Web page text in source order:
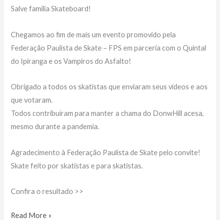
Salve família Skateboard!
Chegamos ao fim de mais um evento promovido pela
Federação Paulista de Skate – FPS em parceria com o Quintal
do Ipiranga e os Vampiros do Asfalto!
Obrigado a todos os skatistas que enviaram seus vídeos e aos
que votaram.
Todos contribuíram para manter a chama do DonwHill acesa,
mesmo durante a pandemia.
Agradecimento à Federação Paulista de Skate pelo convite!
Skate feito por skatistas e para skatistas.
Confira o resultado >>
RESULTADO
Read More »